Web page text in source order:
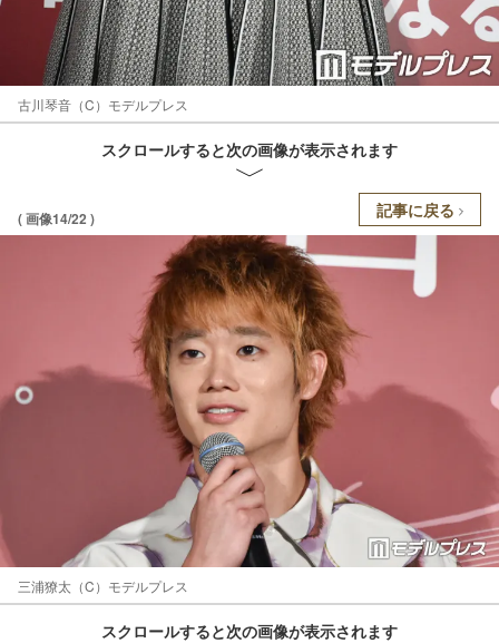
古川琴音（C）モデルプレス
スクロールすると次の画像が表示されます
( 画像14/22 ) 記事に戻る
三浦獠太（C）モデルプレス
スクロールすると次の画像が表示されます